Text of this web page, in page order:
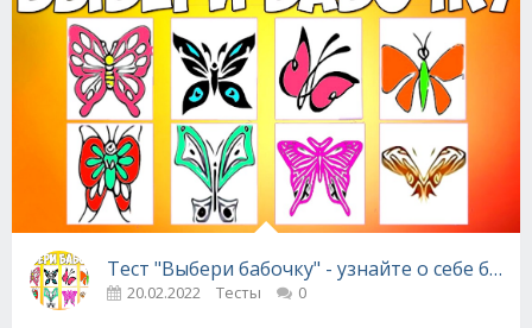
Тест "Выбери бабочку" - узнайте о себе
20.02.2022 Тесты 0